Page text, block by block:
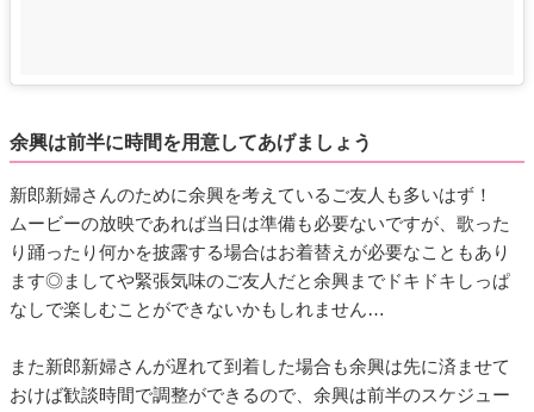
余興は前半に時間を用意してあげましょう
新郎新婦さんのために余興を考えているご友人も多いはず！
ムービーの放映であれば当日は準備も必要ないですが、歌った
り踊ったり何かを披露する場合はお着替えが必要なこともあり
ます◎ましてや緊張気味のご友人だと余興までドキドキしっぱ
なしで楽しむことができないかもしれません…
また新郎新婦さんが遅れて到着した場合も余興は先に済ませて
おけば歓談時間で調整ができるので、余興は前半のスケジュー